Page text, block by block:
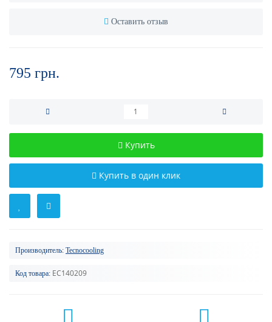
Оставить отзыв
795 грн.
Купить
Купить в один клик
Производитель: Tecnocooling
Код товара: EC140209